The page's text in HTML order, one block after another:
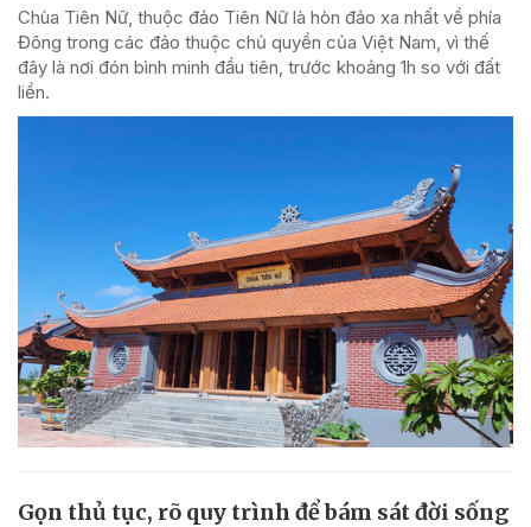
Chùa Tiên Nữ, thuộc đảo Tiên Nữ là hòn đảo xa nhất về phía
Đông trong các đảo thuộc chủ quyền của Việt Nam, vì thế
đây là nơi đón bình minh đầu tiên, trước khoảng 1h so với đất
liền.
Gọn thủ tục, rõ quy trình để bám sát đời sống